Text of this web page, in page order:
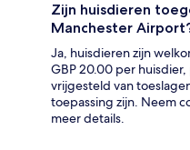
Zijn huisdieren
Manchester
Ja, huisdieren zijn
GBP 20.00 per
vrijgesteld van
toepassing zijn. Neem
meer details.